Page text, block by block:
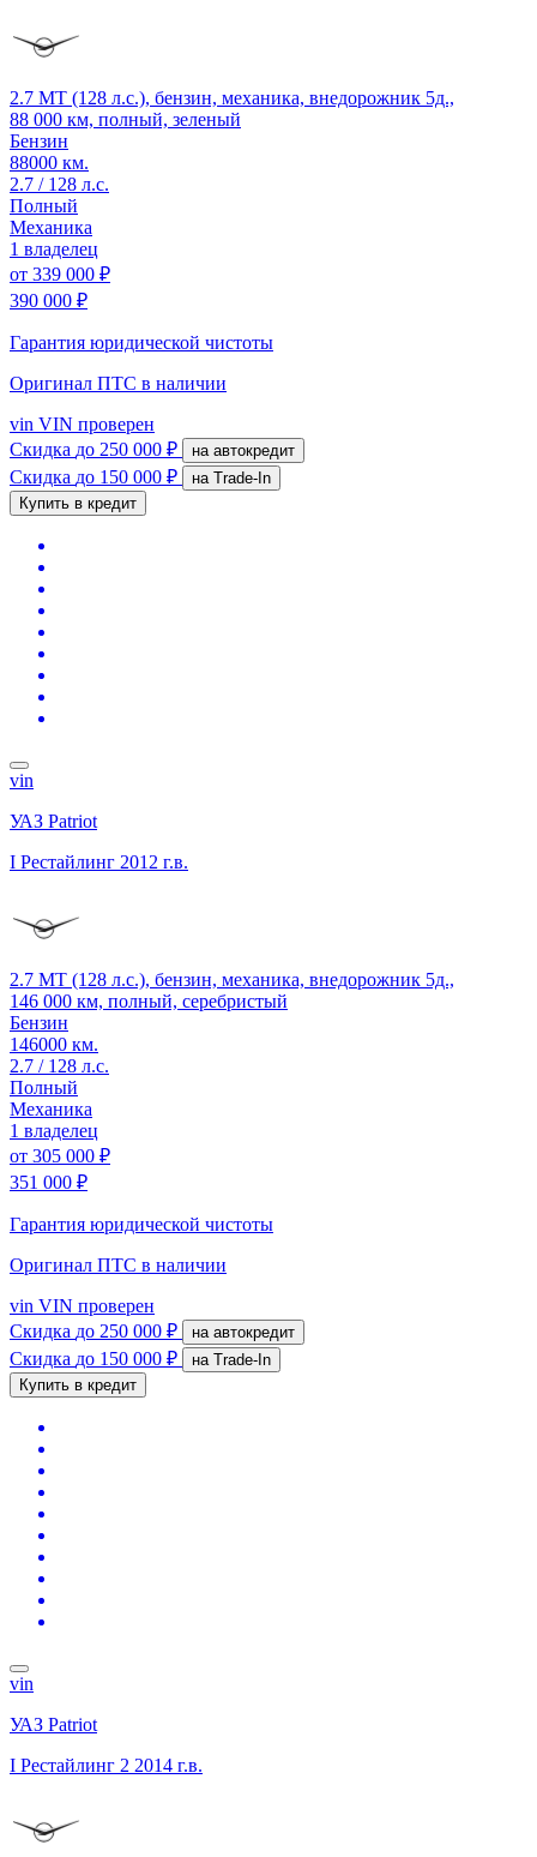
2.7 MT (128 л.с.), бензин, механика, внедорожник 5д.,
88 000 км, полный, зеленый
Бензин
88000 км.
2.7 / 128 л.с.
Полный
Механика
1 владелец
от 339 000 ₽
390 000 ₽
Гарантия юридической чистоты
Оригинал ПТС в наличии
vin VIN проверен
Скидка до 250 000 ₽ на автокредит
Скидка до 150 000 ₽
на Trade-In
Купить в кредит
vin
УАЗ Patriot
I Рестайлинг 2012 г.в.
2.7 MT (128 л.с.), бензин, механика, внедорожник 5д.,
146 000 км, полный, серебристый
Бензин
146000 км.
2.7 / 128 л.с.
Полный
Механика
1 владелец
от 305 000 ₽
351 000 ₽
Гарантия юридической чистоты
Оригинал ПТС в наличии
vin VIN проверен
Скидка до 250 000 ₽ на автокредит
Скидка до 150 000 ₽
на Trade-In
Купить в кредит
vin
УАЗ Patriot
I Рестайлинг 2 2014 г.в.